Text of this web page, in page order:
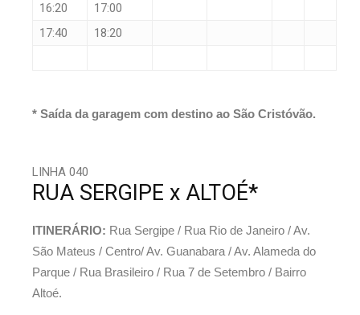
16:20
17:00
17:40
18:20
* Saída da garagem com destino ao São Cristóvão.
LINHA 040
RUA SERGIPE x ALTOÉ*
ITINERÁRIO: Rua Sergipe / Rua Rio de Janeiro / Av.
São Mateus / Centro/ Av. Guanabara / Av. Alameda do
Parque / Rua Brasileiro / Rua 7 de Setembro / Bairro
Altoé.